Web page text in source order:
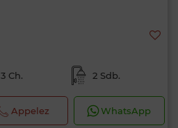
3 Ch. 2 Sdb.
Appelez WhatsApp